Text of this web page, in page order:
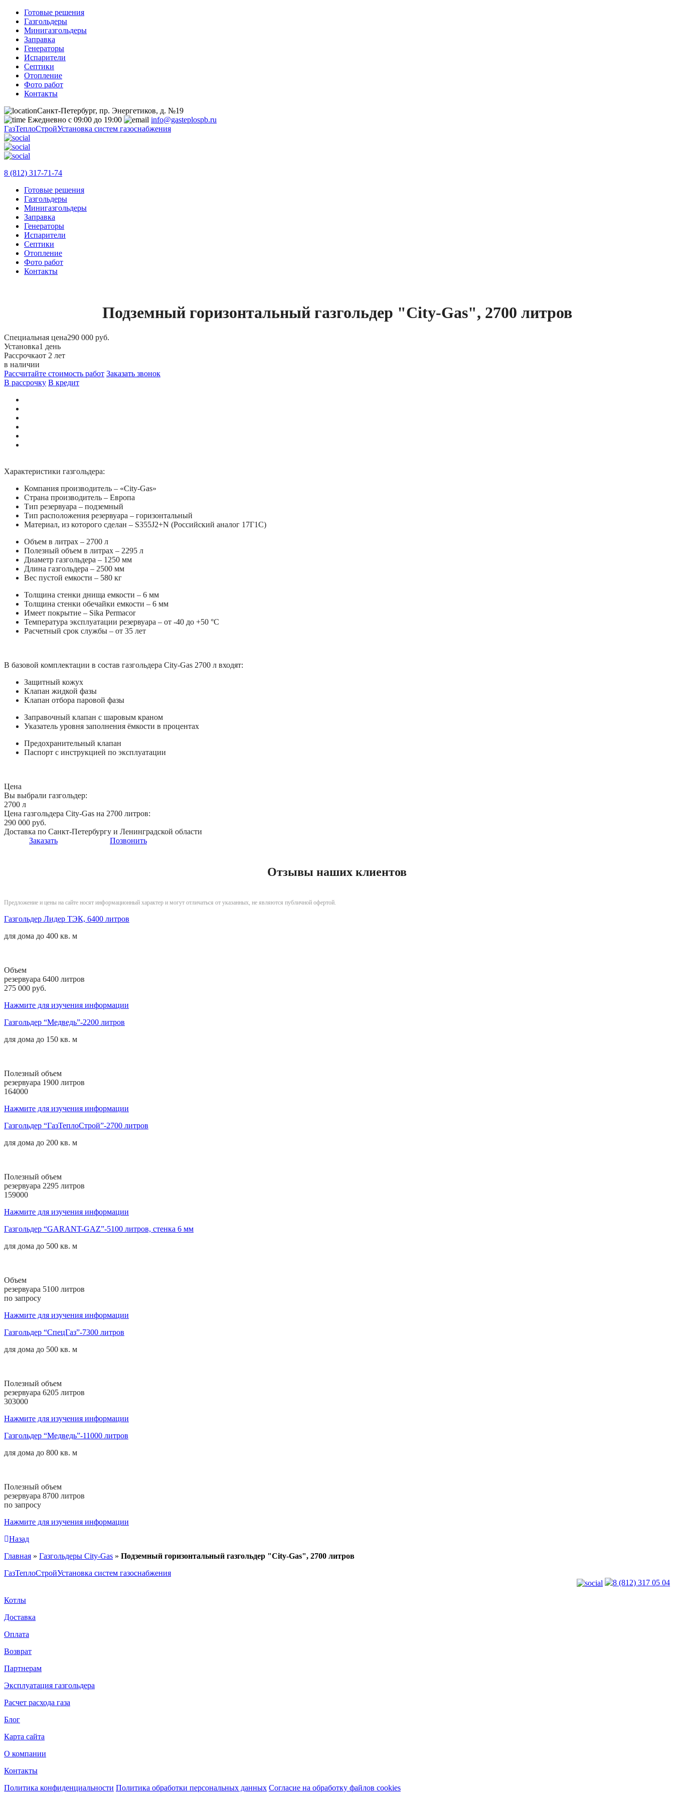
Готовые решения
Газгольдеры
Минигазгольдеры
Заправка
Генераторы
Испарители
Септики
Отопление
Фото работ
Контакты
Санкт-Петербург, пр. Энергетиков, д. №19
Ежедневно с 09:00 до 19:00
info@gasteplospb.ru
ГазТеплоСтройУстановка систем газоснабжения
8 (812) 317-71-74
Готовые решения
Газгольдеры
Минигазгольдеры
Заправка
Генераторы
Испарители
Септики
Отопление
Фото работ
Контакты
Подземный горизонтальный газгольдер "City-Gas", 2700 литров
Специальная цена290 000 руб.
Установка1 день
Рассрочкаот 2 лет
в наличии
Рассчитайте стоимость работ Заказать звонок
В рассрочку В кредит
Характеристики газгольдера:
Компания производитель – «City-Gas»
Страна производитель – Европа
Тип резервуара – подземный
Тип расположения резервуара – горизонтальный
Материал, из которого сделан – S355J2+N (Российский аналог 17Г1С)
Объем в литрах – 2700 л
Полезный объем в литрах – 2295 л
Диаметр газгольдера – 1250 мм
Длина газгольдера – 2500 мм
Вес пустой емкости – 580 кг
Толщина стенки днища емкости – 6 мм
Толщина стенки обечайки емкости – 6 мм
Имеет покрытие – Sika Permacor
Температура эксплуатации резервуара – от -40 до +50 °C
Расчетный срок службы – от 35 лет
В базовой комплектации в состав газгольдера City-Gas 2700 л входят:
Защитный кожух
Клапан жидкой фазы
Клапан отбора паровой фазы
Заправочный клапан с шаровым краном
Указатель уровня заполнения ёмкости в процентах
Предохранительный клапан
Паспорт с инструкцией по эксплуатации
Цена
Вы выбрали газгольдер:
2700 л
Цена газгольдера City-Gas на 2700 литров:
290 000 руб.
Доставка по Санкт-Петербургу и Ленинградской области
Заказать
Позвонить
Отзывы наших клиентов
Предложение и цены на сайте носят информационный характер и могут отличаться от указанных, не являются публичной офертой.
Газгольдер Лидер ТЭК, 6400 литров
для дома до 400 кв. м
Объем
резервуара 6400 литров
275 000 руб.
Нажмите для изучения информации
Газгольдер “Медведь”-2200 литров
для дома до 150 кв. м
Полезный объем
резервуара 1900 литров
164000
Нажмите для изучения информации
Газгольдер “ГазТеплоСтрой”-2700 литров
для дома до 200 кв. м
Полезный объем
резервуара 2295 литров
159000
Нажмите для изучения информации
Газгольдер “GARANT-GAZ”-5100 литров, стенка 6 мм
для дома до 500 кв. м
Объем
резервуара 5100 литров
по запросу
Нажмите для изучения информации
Газгольдер “СпецГаз”-7300 литров
для дома до 500 кв. м
Полезный объем
резервуара 6205 литров
303000
Нажмите для изучения информации
Газгольдер “Медведь”-11000 литров
для дома до 800 кв. м
Полезный объем
резервуара 8700 литров
по запросу
Нажмите для изучения информации
Назад
Главная » Газгольдеры City-Gas » Подземный горизонтальный газгольдер "City-Gas", 2700 литров
ГазТеплоСтройУстановка систем газоснабжения
8 (812) 317 05 04
Котлы
Доставка
Оплата
Возврат
Партнерам
Эксплуатация газгольдера
Расчет расхода газа
Блог
Карта сайта
О компании
Контакты
Политика конфиденциальности Политика обработки персональных данных Согласие на обработку файлов cookies